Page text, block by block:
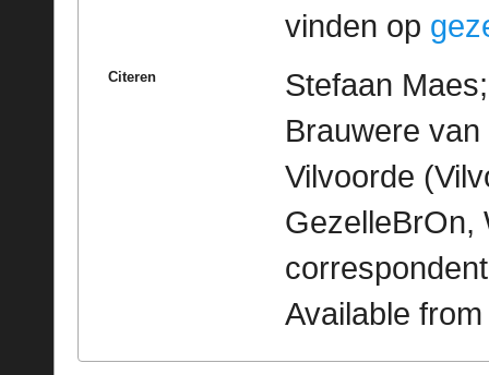
vinden op
Citeren
Stefaan
Brauwere
Vilvoorde
GezelleBrOn,
Available